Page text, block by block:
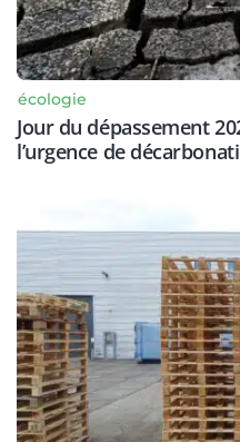
écologie
Jour du dépassement
l’urgence de